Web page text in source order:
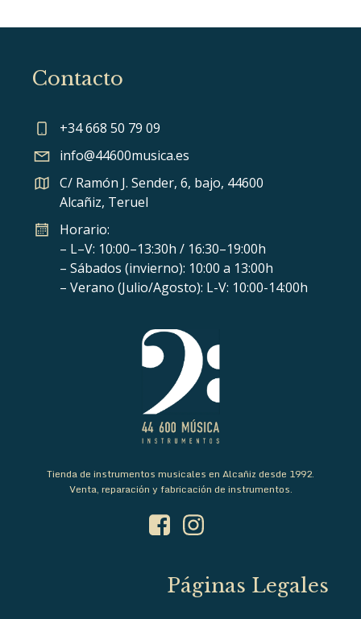
Contacto
+34 668 50 79 09
info@44600musica.es
C/ Ramón J. Sender, 6, bajo, 44600
Alcañiz, Teruel
Horario:
– L–V: 10:00–13:30h / 16:30–19:00h
– Sábados (invierno): 10:00 a 13:00h
– Verano (Julio/Agosto): L-V: 10:00-14:00h
Tienda de instrumentos musicales en Alcañiz desde 1992.
Venta, reparación y fabricación de instrumentos.
Páginas Legales